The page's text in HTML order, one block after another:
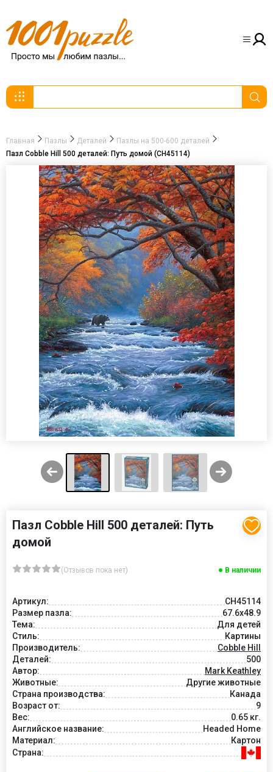
Главная Пазлы Деталей
Пазлы на 500-600 деталей
Пазл Cobble Hill 500 деталей: Путь домой (CH45114)
Пазл Cobble Hill 500 деталей: Путь
домой
(Отзывов пока нет) В наличии
Артикул:
CH45114
Размер пазла:
67.6x48.9
Тема:
Для детей
Стиль:
Картины
Производитель:
Cobble Hill
Деталей:
500
Автор:
Mark Keathley
Животные:
Другие животные
Страна производства:
Канада
Возраст от:
9
Вес:
0.65 кг.
Английское название:
Headed Home
Материал:
Картон
Страна: